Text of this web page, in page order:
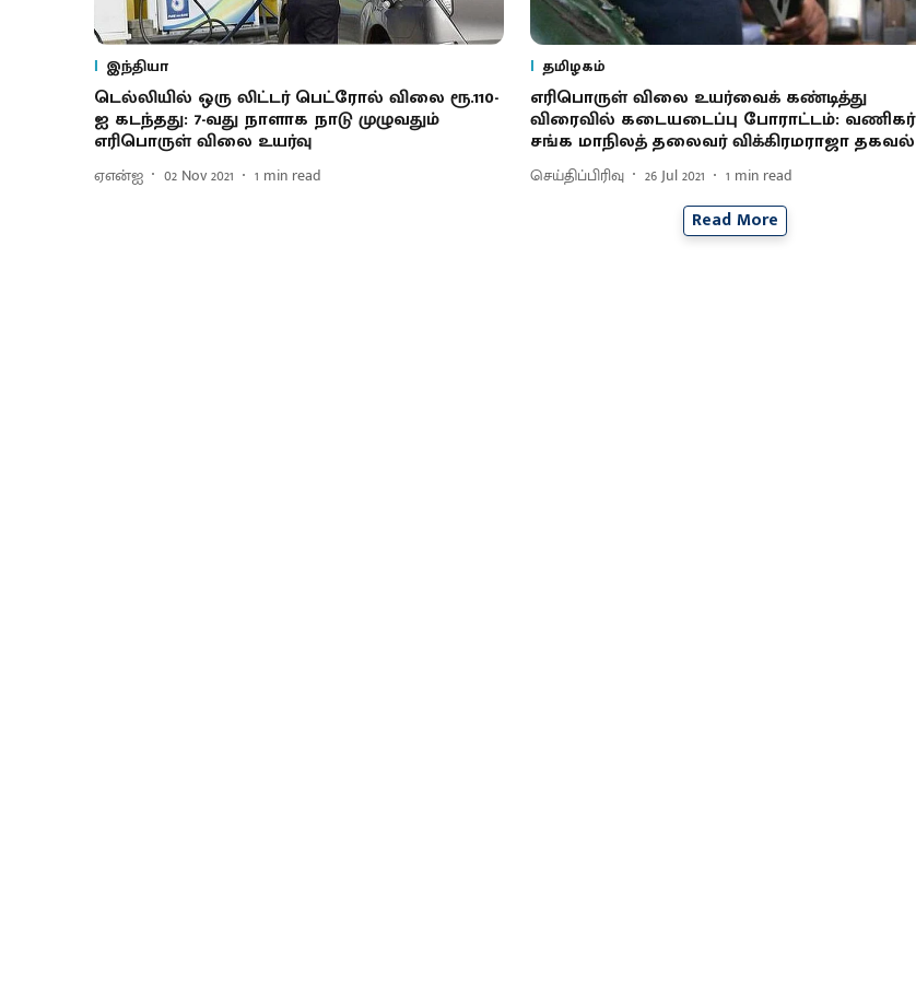
இந்தியா
டெல்லியில் ஒரு லிட்டர் பெட்ரோல் விலை ரூ.110-
ஐ கடந்தது: 7-வது நாளாக நாடு முழுவதும்
எரிபொருள் விலை உயர்வு
ஏஎன்ஐ 02 Nov 2021 1 min read
தமிழகம்
எரிபொருள் விலை உயர்வைக் கண்டித்து
விரைவில் கடையடைப்பு போராட்டம்: வணிகர்
சங்க மாநிலத் தலைவர் விக்கிரமராஜா தகவல்
செய்திப்பிரிவு 26 Jul 2021 1 min read
Read More